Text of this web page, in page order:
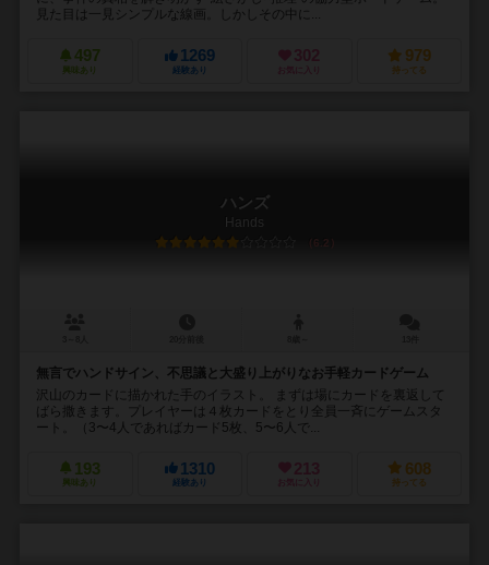
見た目は一見シンプルな線画。しかしその中に...
497
興味あり
1269
経験あり
302
お気に入り
979
持ってる
ハンズ
Hands
6.2
無言でハンドサイン、不思議と大盛り上がりなお手軽カードゲーム
沢山のカードに描かれた手のイラスト。 まずは場にカードを裏返して
ばら撒きます。プレイヤーは４枚カードをとり全員一斉にゲームスタ
ート。（3〜4人であればカード5枚、5〜6人で...
193
興味あり
1310
経験あり
213
お気に入り
608
持ってる